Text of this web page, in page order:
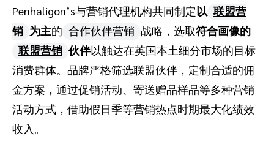
Penhaligon’s与营销代理机构共同制定以 联盟营
销 为主的 合作伙伴营销 战略，选取符合画像的
联盟营销 伙伴以触达在英国本土细分市场的目标
消费群体。品牌严格筛选联盟伙伴，定制合适的佣
金方案，通过促销活动、寄送赠品样品等多种营销
活动方式，借助假日季等营销热点时期最大化绩效
收入。